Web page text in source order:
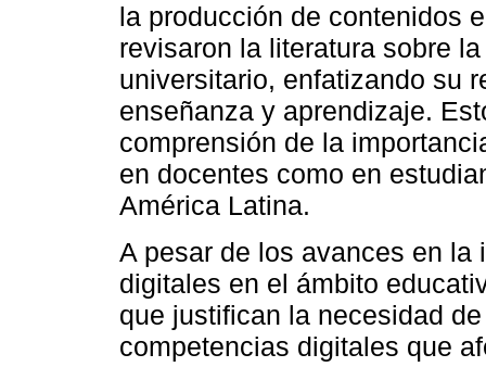
la producción de contenidos
revisaron la literatura sobre
universitario, enfatizando su
enseñanza y aprendizaje.
comprensión de la
en docentes como en
América Latina.
A pesar de los avances en
digitales en el ámbito
que justifican la necesidad
competencias digitales que